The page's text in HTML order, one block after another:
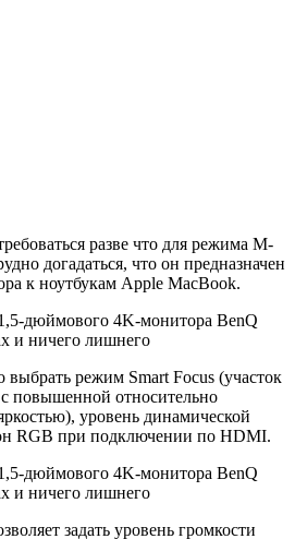
разве что для режима M-
догадаться, что он предназначен
к ноутбукам Apple MacBook.
режим Smart Focus (участок
повышенной относительно
уровень динамической
RGB при подключении по HDMI.
задать уровень громкости